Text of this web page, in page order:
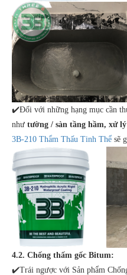
✔️Đối với những hạng mục cần
như tường / sàn tầng hầm, xử
3B-210 Thẩm Thấu Tinh Thể sẽ
4.2. Chống thấm gốc Bitum:
✔️Trái ngược với Sản phẩm